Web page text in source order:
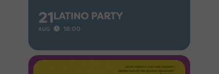
21
AUG
LATINO PARTY
18:00